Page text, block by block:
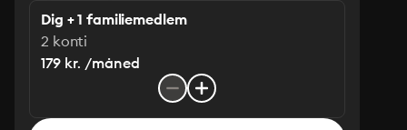
Dig + 1 familiemedlem
2 konti
179 kr. /måned